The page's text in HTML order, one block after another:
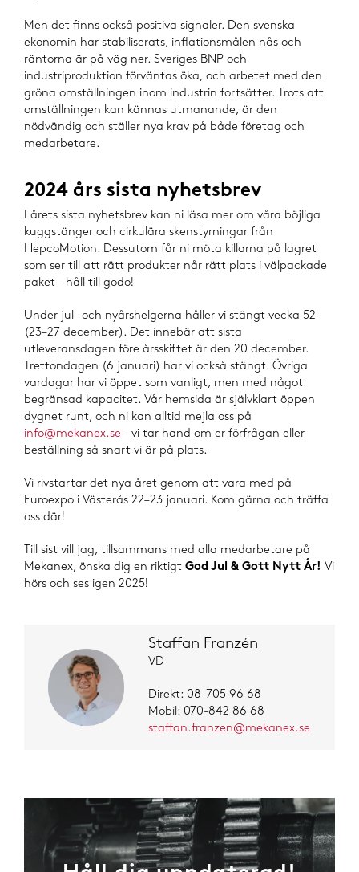
Men det finns också positiva signaler. Den svenska
ekonomin har stabiliserats, inflationsmålen nås och
räntorna är på väg ner. Sveriges BNP och
industriproduktion förväntas öka, och arbetet med den
gröna omställningen inom industrin fortsätter. Trots att
omställningen kan kännas utmanande, är den
nödvändig och ställer nya krav på både företag och
medarbetare.
2024 års sista nyhetsbrev
I årets sista nyhetsbrev kan ni läsa mer om våra böjliga
kuggstänger och cirkulära skenstyrningar från
HepcoMotion. Dessutom får ni möta killarna på lagret
som ser till att rätt produkter når rätt plats i välpackade
paket – håll till godo!
Under jul- och nyårshelgerna håller vi stängt vecka 52
(23–27 december). Det innebär att sista
utleveransdagen före årsskiftet är den 20 december.
Trettondagen (6 januari) har vi också stängt. Övriga
vardagar har vi öppet som vanligt, men med något
begränsad kapacitet. Vår hemsida är självklart öppen
dygnet runt, och ni kan alltid mejla oss på
info@mekanex.se – vi tar hand om er förfrågan eller
beställning så snart vi är på plats.
Vi rivstartar det nya året genom att vara med på
Euroexpo i Västerås 22–23 januari. Kom gärna och träffa
oss där!
Till sist vill jag, tillsammans med alla medarbetare på
Mekanex, önska dig en riktigt God Jul & Gott Nytt År! Vi
hörs och ses igen 2025!
Staffan Franzén
VD
Direkt: 08-705 96 68
Mobil: 070-842 86 68
staffan.franzen@mekanex.se